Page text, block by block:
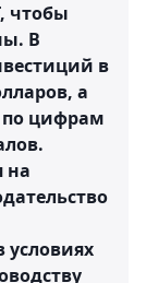
чтобы
В
в
а
по цифрам
на